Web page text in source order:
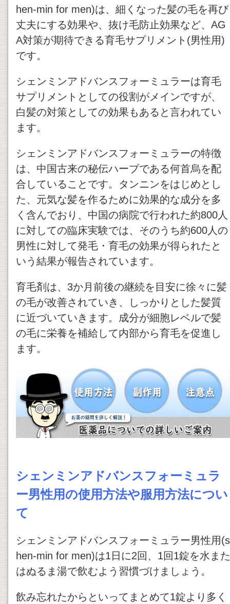
hen-min for men)は、細くなった髪の毛を再び
丈夫にする効果や、抜け毛防止効果など、AG
A対策が期待できる育毛サプリメント(男性用)
です。
シェンミンアドバンスフォーミュラーは育毛
サプリメントとしての役割がメインですが、
白髪の対策としての効果もあると言われてい
ます。
シェンミンアドバンスフォーミュラーの特徴
は、中国古来の秘伝ハーブである何首烏を配
合していることです。タンニンをはじめとし
た、元気な髪を作るために効果的な成分を多
く含んでおり、中国の病院で行われた約800人
に対しての臨床実験では、そのうち約600人の
男性に対して発毛・育毛の効果が得られたと
いう結果が報告されています。
育毛剤は、3か月前後の継続を目安に徐々に髪
の毛が改善されていき、しっかりとした髪質
に近づいていきます。成分が細胞レベルで髪
の毛に栄養を補給して内部から育毛を促進し
ます。
シェンミンアドバンスフォーミュラ
ー男性用の使用方法や服用方法につい
て
シェンミンアドバンスフォーミュラー男性用(s
hen-min for men)は1日に2回、1回1錠を水また
はぬるま湯で飲むよう習慣づけましょう。
飲み忘れたからといってまとめて1錠より多く